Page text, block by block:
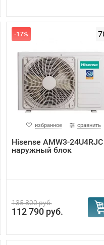
-17%
избранное сравнить
Hisense AMW3-24U4RJC
наружный блок
135 800 руб.
112 790 руб.